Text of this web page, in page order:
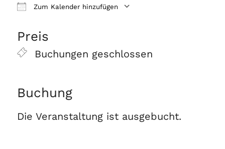
Zum Kalender hinzufügen
Preis
Buchungen geschlossen
Buchung
Die Veranstaltung ist ausgebucht.